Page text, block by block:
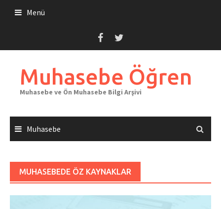
Menü
Muhasebe Öğren
Muhasebe ve Ön Muhasebe Bilgi Arşivi
Muhasebe
MUHASEBEDE ÖZ KAYNAKLAR